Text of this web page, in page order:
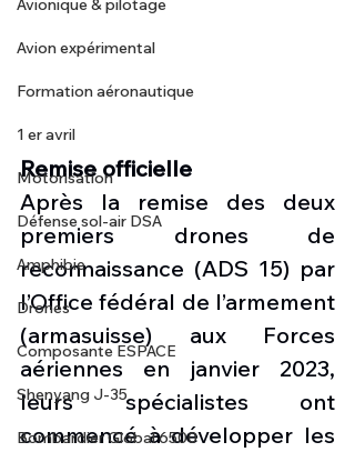
Avionique & pilotage
Avion expérimental
Formation aéronautique
1 er avril
Motorisation
Défense sol-air DSA
Amphibie
Drones
Composante ESPACE
Shenyang J-35
Bombardier Global 6500
Remise officielle
Après la remise des deux
premiers drones de
reconnaissance (ADS 15) par
l’Office fédéral de l’armement
(armasuisse) aux Forces
aériennes en janvier 2023,
leurs spécialistes ont
commencé à développer les